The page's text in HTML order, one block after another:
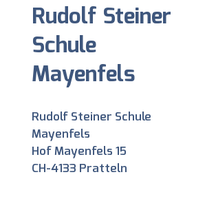
Rudolf Steiner
Schule
Mayenfels
Rudolf Steiner Schule
Mayenfels
Hof Mayenfels 15
CH-4133 Pratteln